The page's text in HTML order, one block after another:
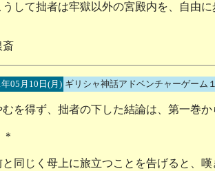
して拙者は牢獄以外の宮殿内を、自由
斎
05月10日(月) ギリシャ神話アドベンチャーゲー
を得ず、拙者の下した結論は、第一巻か
同じく母上に旅立つことを告げると、